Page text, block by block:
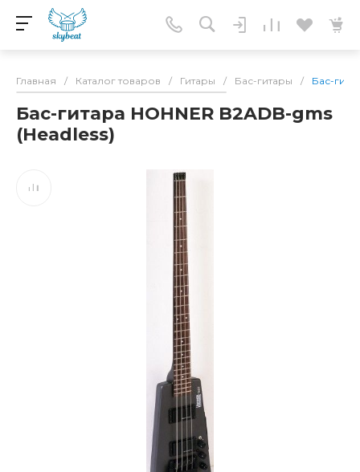
Главная / Каталог товаров / Гитары / Бас-гитары / Бас-
Бас-гитара HOHNER B2ADB-gms
(Headless)